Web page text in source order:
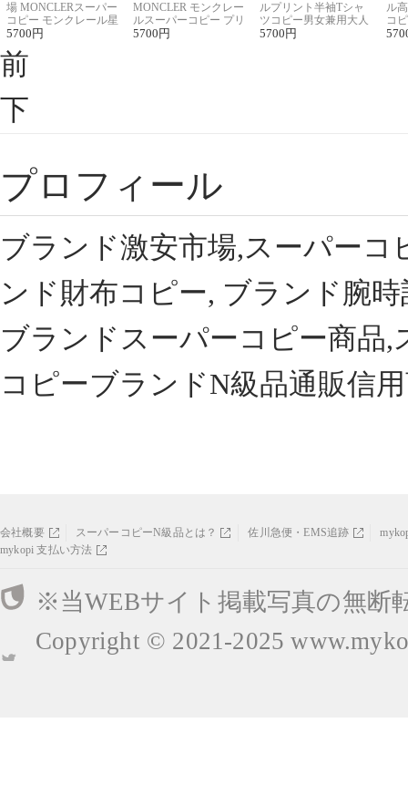
場 MONCLERスーパー
コピー モンクレール星
座半袖Tシャツ
5700 円
MONCLER モンクレー
ルスーパーコピー プリ
ント半袖Tシャツ
5700 円
ルプリント半袖Tシャ
ツコピー男女兼用大人
可愛い春夏コーデ
5700 円
ル
コ
ィ
前
下
プロフィール
ブランド激安市場,スーパー
ンド財布コピー, ブランド腕
ブランドスーパーコピー商品
コピーブランドN級品通販信
会社概要 スーパーコピーN級品とは？ 佐川急便・EMS追跡
mykopi 支払い方法
※当WEBサイト掲載写真の無断
Copyright © 2021-2025